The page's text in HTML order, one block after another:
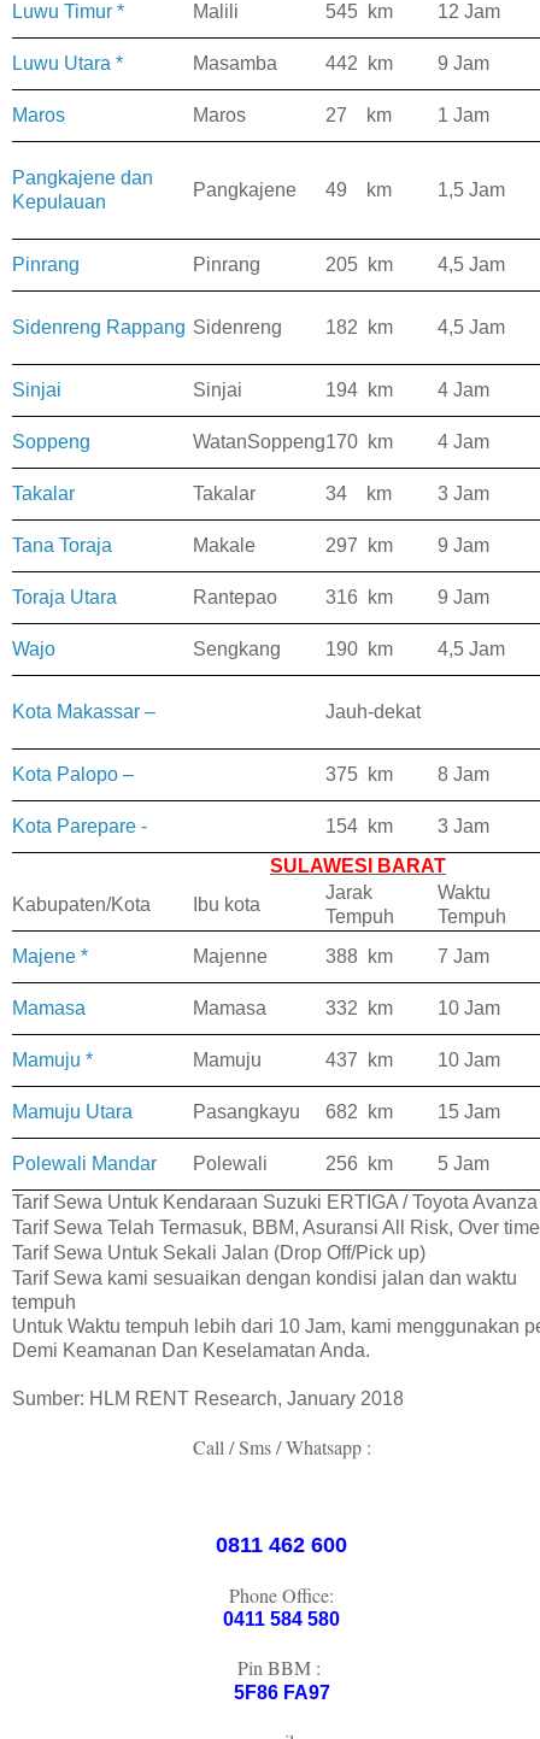
Luwu Timur * Malili 545 km 12 Jam
Luwu Utara * Masamba 442 km 9 Jam
Maros Maros 27 km 1 Jam
Pangkajene dan
Kepulauan
Pangkajene 49 km 1,5 Jam
Pinrang Pinrang 205 km 4,5 Jam
Sidenreng Rappang Sidenreng 182 km 4,5 Jam
Sinjai Sinjai 194 km 4 Jam
Soppeng WatanSoppeng170 km 4 Jam
Takalar Takalar 34 km 3 Jam
Tana Toraja Makale 297 km 9 Jam
Toraja Utara Rantepao 316 km 9 Jam
Wajo Sengkang 190 km 4,5 Jam
Kota Makassar – Jauh-dekat
Kota Palopo – 375 km 8 Jam
Kota Parepare - 154 km
3 Jam
SULAWESI BARAT
Kabupaten/Kota
Ibu kota
Jarak
Tempuh
Waktu
Tempuh
Majene *
Majenne 388 km 7 Jam
Mamasa Mamasa 332 km 10 Jam
Mamuju * Mamuju 437 km 10 Jam
Mamuju Utara Pasangkayu 682 km 15 Jam
Polewali Mandar Polewali 256 km
5 Jam
Tarif Sewa Untuk Kendaraan Suzuki ERTIGA / Toyota Avanza
Tarif Sewa Telah Termasuk, BBM, Asuransi All Risk, Over
Tarif Sewa Untuk Sekali Jalan (Drop Off/Pick up)
Tarif Sewa kami sesuaikan dengan kondisi jalan dan waktu
tempuh
Untuk Waktu tempuh lebih dari 10 Jam, kami menggunakan
Demi Keamanan Dan Keselamatan Anda.
Sumber: HLM RENT Research, January 2018
Call / Sms / Whatsapp :
0811 462 600
Phone Office:
0411 584 580
Pin BBM :
5F86 FA97